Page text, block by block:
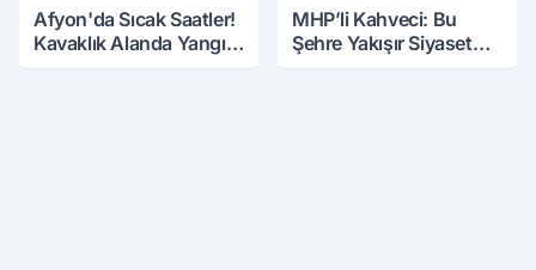
Afyon'da Sıcak Saatler!
Kavaklık Alanda Yangın
MHP’li Kahveci: Bu
Şehre Yakışır Siyaset